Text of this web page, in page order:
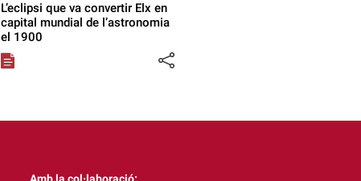
L’eclipsi que va convertir Elx en
capital mundial de l’astronomia
el 1900